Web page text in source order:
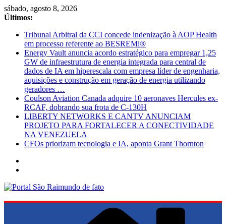
Pular
para
conteúdo
sábado, agosto 8, 2026
Últimos:
Tribunal Arbitral da CCI concede indenização à AOP Health
em processo referente ao BESREMi®
Energy Vault anuncia acordo estratégico para empregar 1,25
GW de infraestrutura de energia integrada para central de
dados de IA em hiperescala com empresa líder de engenharia,
aquisições e construção em geração de energia utilizando
geradores …
Coulson Aviation Canada adquire 10 aeronaves Hercules ex-
RCAF, dobrando sua frota de C-130H
LIBERTY NETWORKS E CANTV ANUNCIAM
PROJETO PARA FORTALECER A CONECTIVIDADE
NA VENEZUELA
CFOs priorizam tecnologia e IA, aponta Grant Thornton